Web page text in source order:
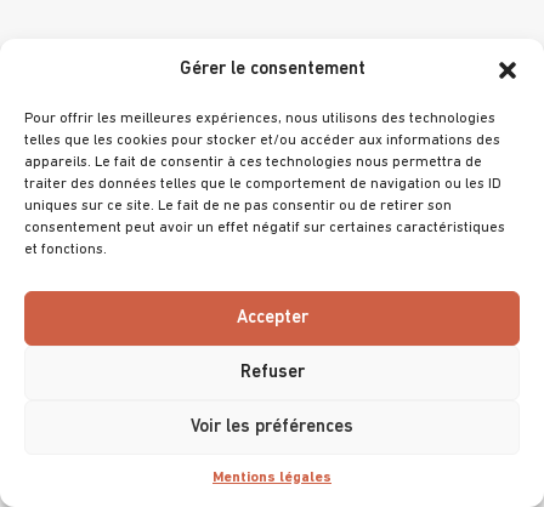
Gérer le consentement
Pour offrir les meilleures expériences, nous utilisons des technologies
telles que les cookies pour stocker et/ou accéder aux informations des
appareils. Le fait de consentir à ces technologies nous permettra de
traiter des données telles que le comportement de navigation ou les ID
uniques sur ce site. Le fait de ne pas consentir ou de retirer son
consentement peut avoir un effet négatif sur certaines caractéristiques
et fonctions.
Accepter
Refuser
Voir les préférences
Mentions légales
Tous droits réservés